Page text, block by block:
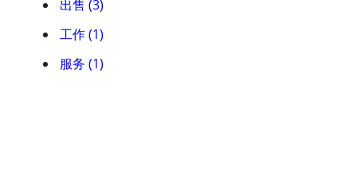
出售 (3)
工作 (1)
服务 (1)